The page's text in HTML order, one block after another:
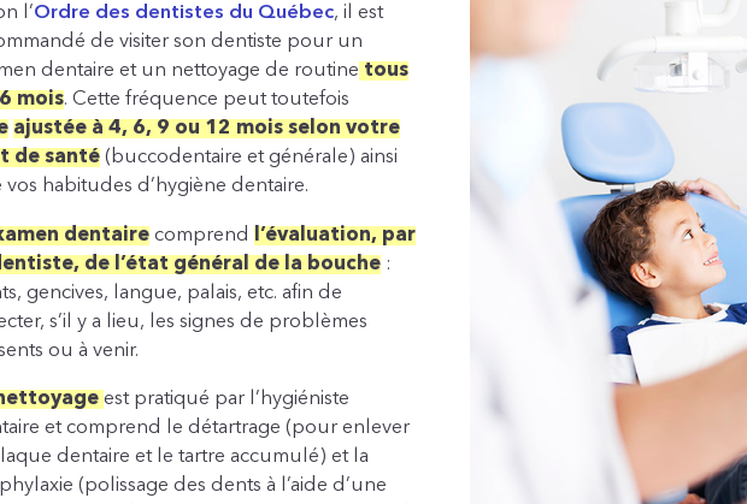
l’Ordre des dentistes du Québec, il est
de visiter son dentiste pour un
dentaire et un nettoyage de routine tous
mois. Cette fréquence peut toutefois
ajustée à 4, 6, 9 ou 12 mois selon votre
de santé (buccodentaire et générale) ainsi
vos habitudes d’hygiène dentaire.
dentaire comprend
l’évaluation, par
de l’état général de la bouche :
gencives, langue, palais, etc. afin de
s’il y a lieu, les signes de problèmes
ou à venir.
est pratiqué par l’hygiéniste
et comprend le détartrage (pour enlever
dentaire et le tartre accumulé) et la
(polissage des dents à l’aide d’une